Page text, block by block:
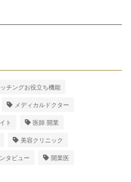
チングお役立ち機能
メディカルドクター
ト 医師 開業
美容クリニック
タビュー 開業医